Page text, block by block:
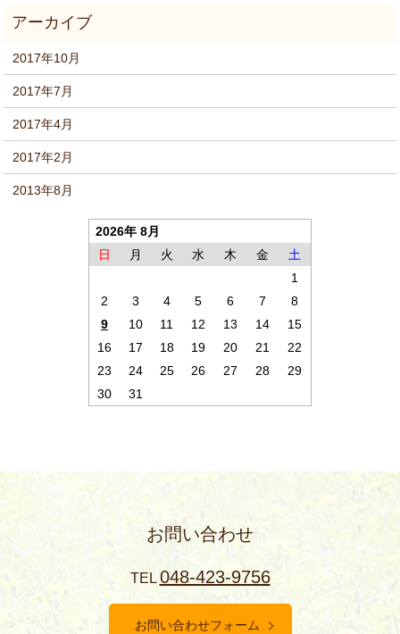
2017年10月
2017年7月
2017年4月
2017年2月
2013年8月
2026年 8月
日
月 火 水 木 金
土
1
2
3 4 5 6 7
8
9
10 11 12 13 14
15
16
17 18 19 20 21
22
23
24 25 26 27 28
29
30
31
お問い合わせ
TEL048-423-9756
お問い合わせフォーム